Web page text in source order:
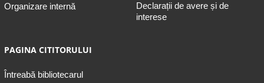
Organizare internă
Declarații de avere și de
interese
PAGINA CITITORULUI
Întreabă bibliotecarul